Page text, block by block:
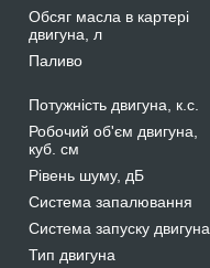
Обсяг масла в картері
двигуна, л
Паливо
Потужність двигуна, к.с.
Робочий об'єм двигуна,
куб. см
Рівень шуму, дБ
Система запалювання
Система запуску двигуна
Тип двигуна